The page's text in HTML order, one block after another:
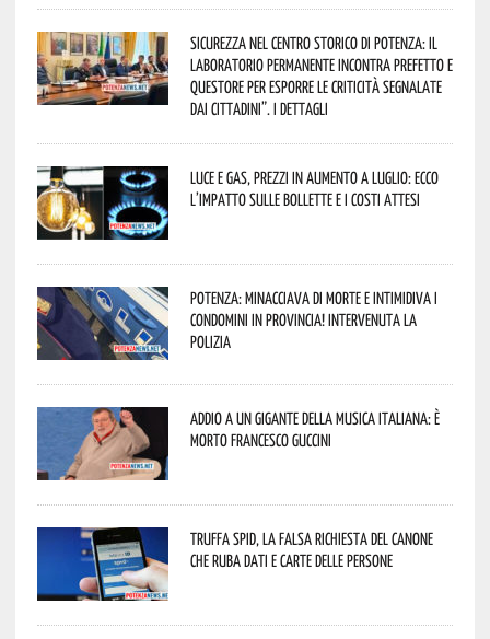
Sicurezza nel Centro Storico di Potenza: il
Laboratorio Permanente incontra Prefetto e
Questore per esporre le criticità segnalate
dai cittadini”. I dettagli
Luce e gas, prezzi in aumento a luglio: ecco
l’impatto sulle bollette e i costi attesi
Potenza: minacciava di morte e intimidiva i
condomini in provincia! Intervenuta la
Polizia
Addio a un gigante della musica italiana: è
morto Francesco Guccini
Truffa Spid, la falsa richiesta del canone
che ruba dati e carte delle persone